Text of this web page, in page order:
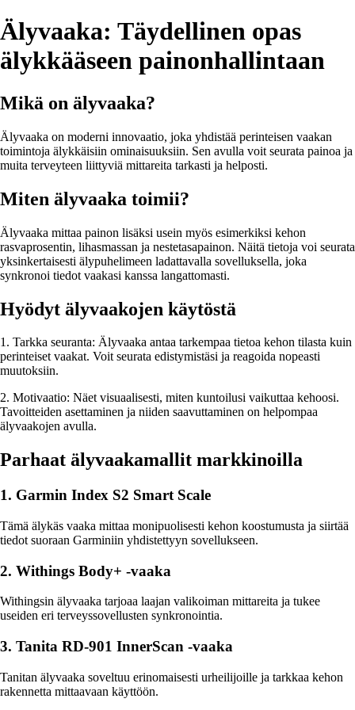
Älyvaaka: Täydellinen opas
älykkääseen painonhallintaan
Mikä on älyvaaka?
Älyvaaka on moderni innovaatio, joka yhdistää perinteisen vaakan
toimintoja älykkäisiin ominaisuuksiin. Sen avulla voit seurata painoa ja
muita terveyteen liittyviä mittareita tarkasti ja helposti.
Miten älyvaaka toimii?
Älyvaaka mittaa painon lisäksi usein myös esimerkiksi kehon
rasvaprosentin, lihasmassan ja nestetasapainon. Näitä tietoja voi seurata
yksinkertaisesti älypuhelimeen ladattavalla sovelluksella, joka
synkronoi tiedot vaakasi kanssa langattomasti.
Hyödyt älyvaakojen käytöstä
1. Tarkka seuranta: Älyvaaka antaa tarkempaa tietoa kehon tilasta kuin
perinteiset vaakat. Voit seurata edistymistäsi ja reagoida nopeasti
muutoksiin.
2. Motivaatio: Näet visuaalisesti, miten kuntoilusi vaikuttaa kehoosi.
Tavoitteiden asettaminen ja niiden saavuttaminen on helpompaa
älyvaakojen avulla.
Parhaat älyvaakamallit markkinoilla
1. Garmin Index S2 Smart Scale
Tämä älykäs vaaka mittaa monipuolisesti kehon koostumusta ja siirtää
tiedot suoraan Garminiin yhdistettyyn sovellukseen.
2. Withings Body+ -vaaka
Withingsin älyvaaka tarjoaa laajan valikoiman mittareita ja tukee
useiden eri terveyssovellusten synkronointia.
3. Tanita RD-901 InnerScan -vaaka
Tanitan älyvaaka soveltuu erinomaisesti urheilijoille ja tarkkaa kehon
rakennetta mittaavaan käyttöön.